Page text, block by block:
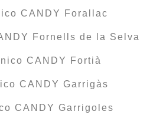
CANDY Forallac
Fornells de la Selva
CANDY Fortià
CANDY Garrigàs
CANDY Garrigoles